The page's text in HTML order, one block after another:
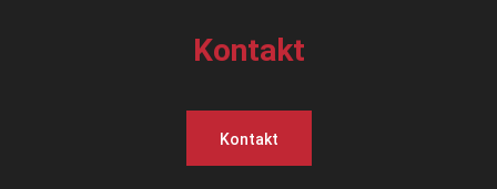
Kontakt
Kontakt